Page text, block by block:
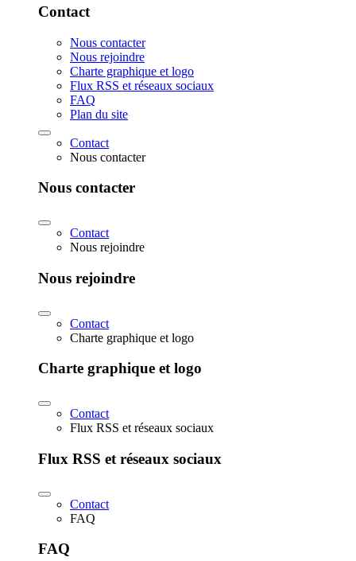
Contact
Nous contacter
Nous rejoindre
Charte graphique et logo
Flux RSS et réseaux sociaux
FAQ
Plan du site
Contact
Nous contacter
Nous contacter
Contact
Nous rejoindre
Nous rejoindre
Contact
Charte graphique et logo
Charte graphique et logo
Contact
Flux RSS et réseaux sociaux
Flux RSS et réseaux sociaux
Contact
FAQ
FAQ